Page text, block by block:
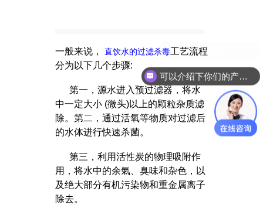
一般来说， 直饮水的过滤杀毒工艺流程
分为以下几个步骤:
第一，源水进入预过滤器，将水
中一定大小 (微头)以上的颗粒杂质滤
除。第二，通过活氧等物质对过滤后
的水体进行快速杀菌。
第三，利用活性炭的物理吸附作
用，将水中的余氣、臭味和杂色，以
及绝大部分有机污染物和重金属离子
除去。
可以介绍下你们的产品么？